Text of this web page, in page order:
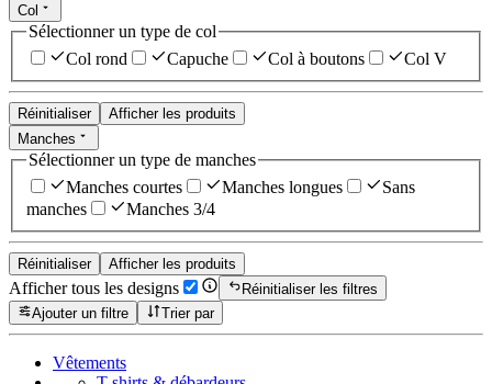
Col
Sélectionner un type de col
Col rond
Capuche Col à boutons Col V
Réinitialiser
Afficher les produits
Manches
Sélectionner un type de manches
Manches courtes
Manches longues
Sans
manches
Manches 3/4
Réinitialiser Afficher les produits
Afficher tous les designs
Réinitialiser les filtres
Ajouter un filtre
Trier par
Vêtements